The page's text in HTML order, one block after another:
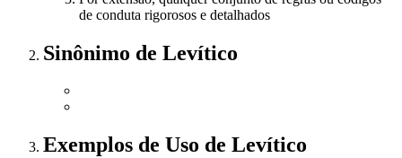
de conduta rigorosos e detalhados
Sinônimo de Levítico
Exemplos de Uso de Levítico